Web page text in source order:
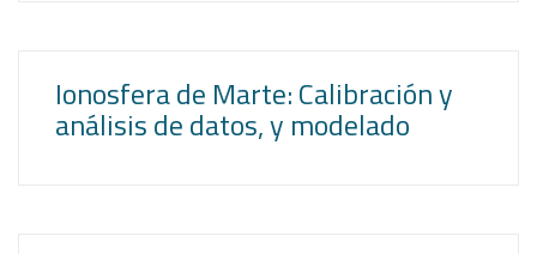
Ionosfera de Marte: Calibración y
análisis de datos, y modelado